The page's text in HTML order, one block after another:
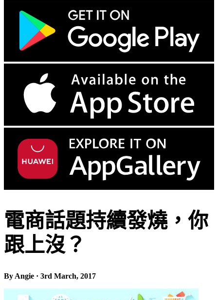
電商話題持續發燒，你
跟上沒？
By Angie · 3rd March, 2017